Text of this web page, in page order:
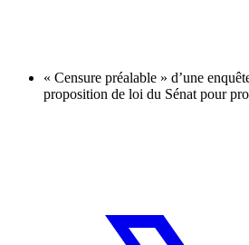
« Censure préalable » d’une
proposition de loi du Sénat pour